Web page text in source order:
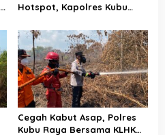
Hotspot, Kapolres Kubu
Pemadam Karhutla
Cegah Kabut Asap, Polres
Kubu Raya Bersama KLHK